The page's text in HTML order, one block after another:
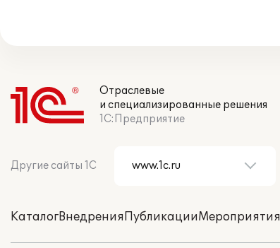
Отраслевые
и специализированные решения
1С:Предприятие
Другие сайты 1С
КаталогВнедренияПубликацииМероприятия